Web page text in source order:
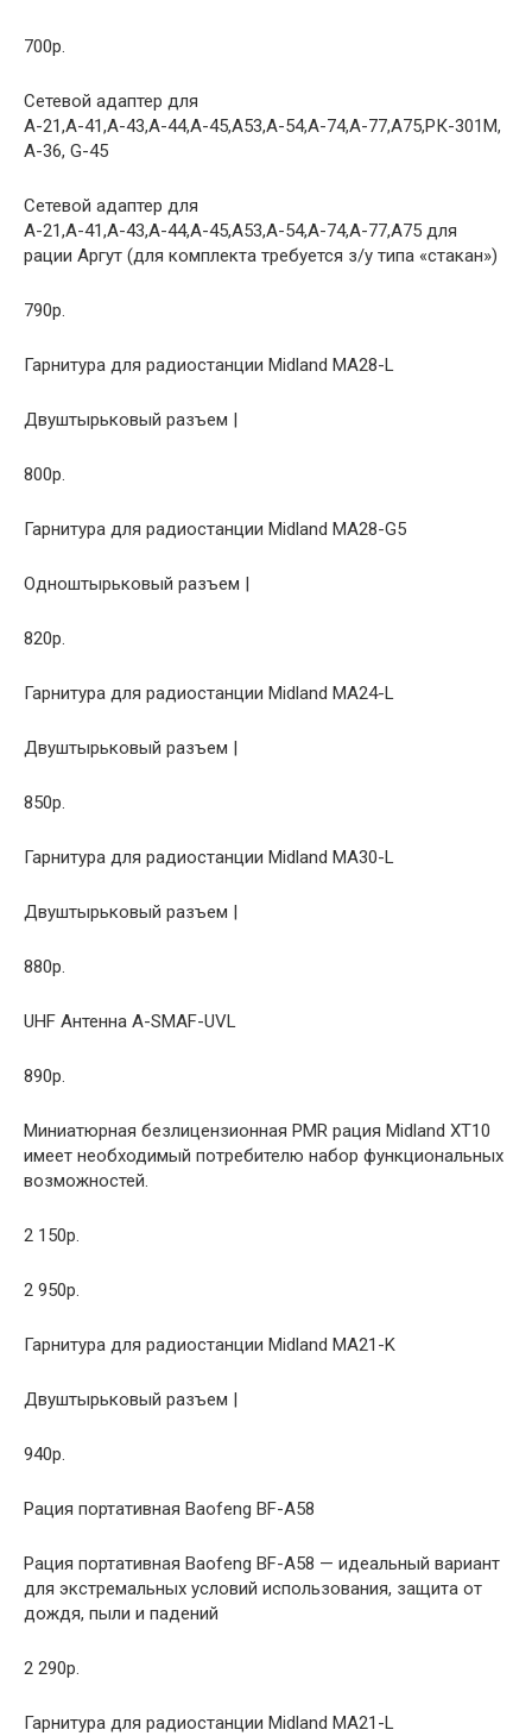
700р.
Сетевой адаптер для
А-21,А-41,А-43,А-44,А-45,А53,А-54,А-74,А-77,А75,РК-301М,
А-36, G-45
Сетевой адаптер для
А-21,А-41,А-43,А-44,А-45,А53,А-54,А-74,А-77,А75 для
рации Аргут (для комплекта требуется з/у типа «стакан»)
790р.
Гарнитура для радиостанции Midland MA28-L
Двуштырьковый разъем |
800р.
Гарнитура для радиостанции Midland MA28-G5
Одноштырьковый разъем |
820р.
Гарнитура для радиостанции Midland MA24-L
Двуштырьковый разъем |
850р.
Гарнитура для радиостанции Midland MA30-L
Двуштырьковый разъем |
880р.
UHF Антенна A-SMAF-UVL
890р.
Миниатюрная безлицензионная PMR рация Midland XT10
имеет необходимый потребителю набор функциональных
возможностей.
2 150р.
2 950р.
Гарнитура для радиостанции Midland MA21-K
Двуштырьковый разъем |
940р.
Рация портативная Baofeng BF-A58
Рация портативная Baofeng BF-A58 — идеальный вариант
для экстремальных условий использования, защита от
дождя, пыли и падений
2 290р.
Гарнитура для радиостанции Midland MA21-L